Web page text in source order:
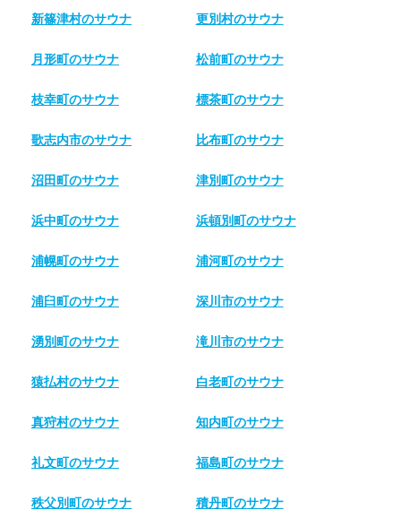
新篠津村のサウナ 更別村のサウナ
月形町のサウナ 松前町のサウナ
枝幸町のサウナ 標茶町のサウナ
歌志内市のサウナ 比布町のサウナ
沼田町のサウナ 津別町のサウナ
浜中町のサウナ 浜頓別町のサウナ
浦幌町のサウナ 浦河町のサウナ
浦臼町のサウナ 深川市のサウナ
湧別町のサウナ 滝川市のサウナ
猿払村のサウナ 白老町のサウナ
真狩村のサウナ 知内町のサウナ
礼文町のサウナ 福島町のサウナ
秩父別町のサウナ 積丹町のサウナ